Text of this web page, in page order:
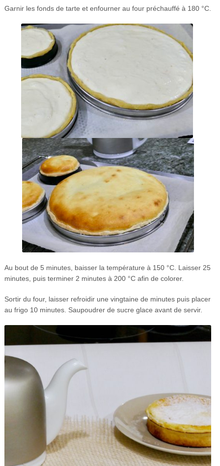
Garnir les fonds de tarte et enfourner au four préchauffé à 180 °C.
Au bout de 5 minutes, baisser la température à 150 °C. Laisser 25
minutes, puis terminer 2 minutes à 200 °C afin de colorer.
Sortir du four, laisser refroidir une vingtaine de minutes puis placer
au frigo 10 minutes. Saupoudrer de sucre glace avant de servir.